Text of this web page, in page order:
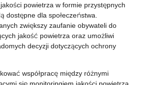
powietrza w formie przystępnych
dostępne dla społeczeństwa.
zwiększy zaufanie obywateli do
jakość powietrza oraz umożliwi
decyzji dotyczących ochrony
współpracę między różnymi